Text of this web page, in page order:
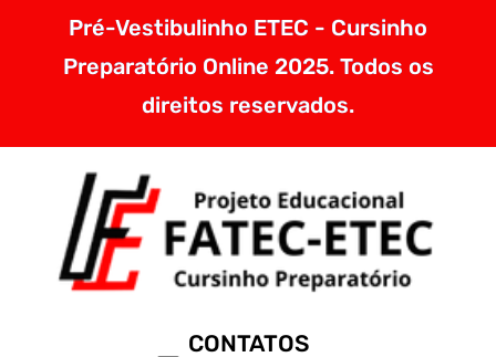
Pré-Vestibulinho ETEC - Cursinho
Preparatório Online 2025. Todos os
direitos reservados.
CONTATOS